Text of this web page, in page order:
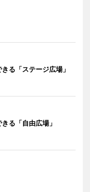
る「ステージ広場」
る「自由広場」